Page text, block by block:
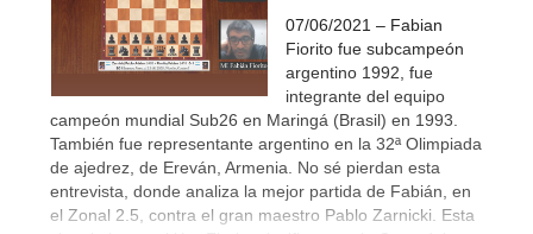
07/06/2021 – Fabian
Fiorito fue subcampeón
argentino 1992, fue
integrante del equipo
campeón mundial Sub26 en Maringá (Brasil) en 1993.
También fue representante argentino en la 32ª Olimpiada
de ajedrez, de Ereván, Armenia. No sé pierdan esta
entrevista, donde analiza la mejor partida de Fabián, en
el Zonal 2.5, contra el gran maestro Pablo Zarnicki. Esta